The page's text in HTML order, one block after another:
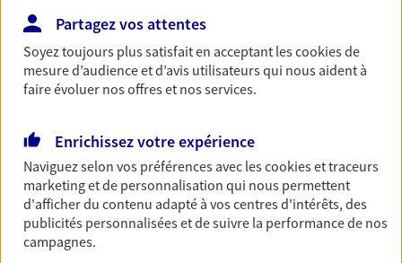
Réalisez vos projets grâce à votre épargne : achat
immobilier, études des enfants ou voyage autour
du monde… Épargnez à votre rythme et
simplement, selon votre profil.
Préparez sereinement ce nouveau chapitre de
votre vie avec les conseils d'un expert. Découvrez
notre solution PER (Plan Epargne Retraite)
spécialement conçue pour la retraite.
Partagez vos attentes
Soyez toujours plus satisfait en acceptant lescookiesde
mesure d’audience et d’avis utilisateurs qui nous aident à
faire évoluer nos offres et nos services.
Enrichissez votre expérience
Naviguez selon vos préférences avec lescookies et traceurs
marketing et de personnalisation qui nous permettent
d'afficher du contenu adapté à vos centres d'intérêts, des
publicités personnalisées et de suivre la performance de nos
campagnes.